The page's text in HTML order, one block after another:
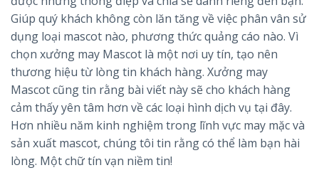
Giúp quý khách không còn lăn tăng về việc phân vân sử
dụng loại mascot nào, phương thức quảng cáo nào. Vì
chọn xưởng may Mascot là một nơi uy tín, tạo nên
thương hiệu từ lòng tin khách hàng. Xưởng may
Mascot cũng tin rằng bài viết này sẽ cho khách hàng
cảm thấy yên tâm hơn về các loại hình dịch vụ tại đây.
Hơn nhiều năm kinh nghiệm trong lĩnh vực may mặc và
sản xuất mascot, chúng tôi tin rằng có thể làm bạn hài
lòng. Một chữ tín vạn niềm tin!